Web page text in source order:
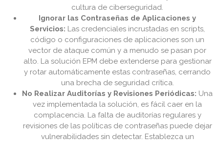
cultura de ciberseguridad.
Ignorar las Contraseñas de Aplicaciones y
Servicios: Las credenciales incrustadas en scripts,
código o configuraciones de aplicaciones son un
vector de ataque común y a menudo se pasan por
alto. La solución EPM debe extenderse para gestionar
y rotar automáticamente estas contraseñas, cerrando
una brecha de seguridad crítica.
No Realizar Auditorías y Revisiones Periódicas: Una
vez implementada la solución, es fácil caer en la
complacencia. La falta de auditorías regulares y
revisiones de las políticas de contraseñas puede dejar
vulnerabilidades sin detectar. Establezca un